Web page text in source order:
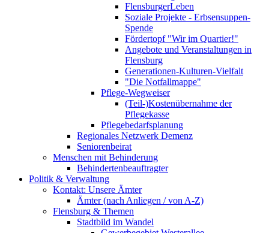
FlensburgerLeben
Soziale Projekte - Erbsensuppen-
Spende
Fördertopf "Wir im Quartier!"
Angebote und Veranstaltungen in
Flensburg
Generationen-Kulturen-Vielfalt
"Die Notfallmappe"
Pflege-Wegweiser
(Teil-)Kostenübernahme der
Pflegekasse
Pflegebedarfsplanung
Regionales Netzwerk Demenz
Seniorenbeirat
Menschen mit Behinderung
Behindertenbeauftragter
Politik & Verwaltung
Kontakt: Unsere Ämter
Ämter (nach Anliegen / von A-Z)
Flensburg & Themen
Stadtbild im Wandel